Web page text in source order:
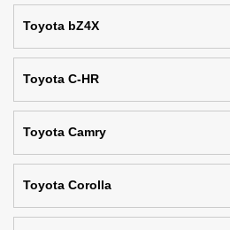
Toyota bZ4X
Toyota C-HR
Toyota Camry
Toyota Corolla